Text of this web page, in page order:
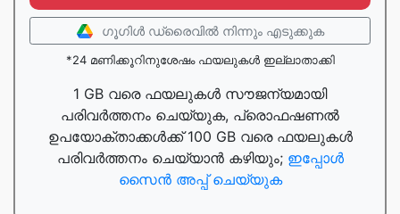
ഗൂഗിള്‍ ഡ്രൈവില്‍ നിന്നും എടുക്കുക
*24 മണിക്കൂറിനുശേഷം ഫയലുകൾ ഇല്ലാതാക്കി
1 GB വരെ ഫയലുകൾ സൗജന്യമായി
പരിവർത്തനം ചെയ്യുക, പ്രൊഫഷണൽ
ഉപയോക്താക്കൾക്ക് 100 GB വരെ ഫയലുകൾ
പരിവർത്തനം ചെയ്യാൻ കഴിയും; ഇപ്പോൾ
സൈൻ അപ്പ് ചെയ്യുക